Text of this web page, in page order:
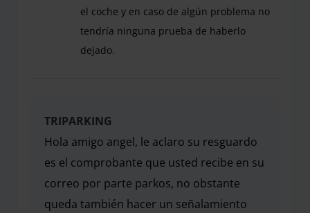
el coche y en caso de algún problema no
tendría ninguna prueba de haberlo
dejado.
TRIPARKING
Hola amigo angel, le aclaro su resguardo
es el comprobante que usted recibe en su
correo por parte parkos, no obstante
queda también hacer un señalamiento